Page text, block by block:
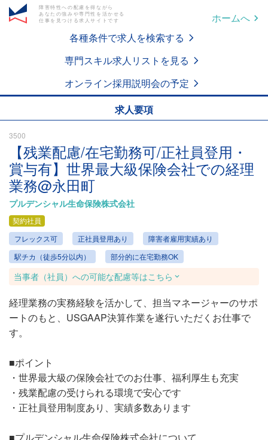
障害特性への配慮を得ながら
あなたの強みや専門性を活かせる
仕事を見つける求人サイトです
ホームへ
各種条件で求人を検索する
専門スキル求人リストを見る
オンライン採用説明会の予定
求人要項
3500
【残業配慮/在宅勤務可/正社員登用・
賞与有】世界最大級保険会社での経理
業務@永田町
プルデンシャル生命保険株式会社
契約社員
フレックス可
正社員登用あり
障害者雇用実績あり
駅チカ（徒歩5分以内）
部分的に在宅勤務OK
当事者（社員）への可能な配慮等はこちら
経理業務の実務経験を活かして、担当マネージャーのサポ
ートのもと、USGAAP決算作業を遂行いただくお仕事で
す。
■ポイント
・世界最大級の保険会社でのお仕事、福利厚生も充実
・残業配慮の受けられる環境で安心です
・正社員登用制度あり、実績多数あります